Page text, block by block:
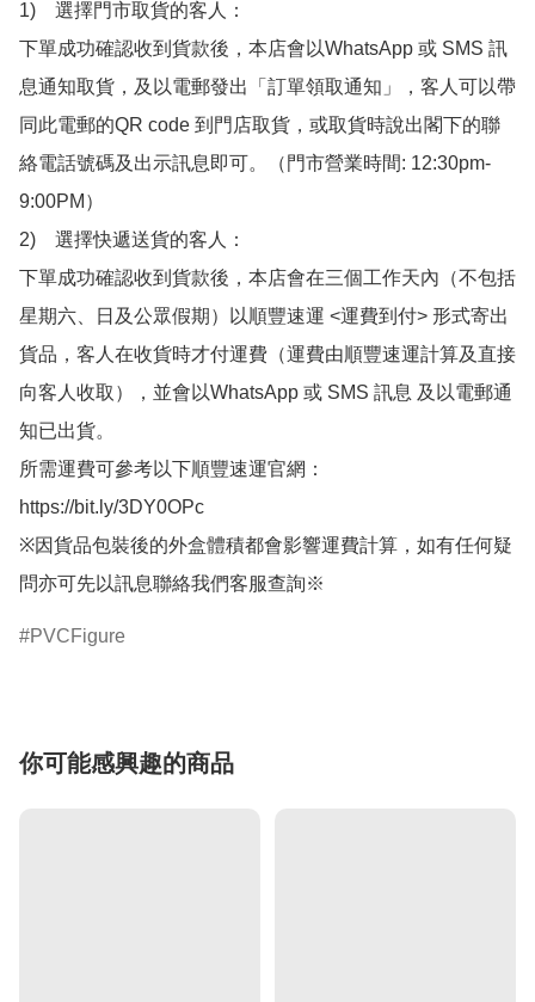
1)　選擇門市取貨的客人：
下單成功確認收到貨款後，本店會以WhatsApp 或 SMS 訊
息通知取貨，及以電郵發出「訂單領取通知」，客人可以帶
同此電郵的QR code 到門店取貨，或取貨時說出閣下的聯
絡電話號碼及出示訊息即可。（門市營業時間: 12:30pm-
9:00PM）
2)　選擇快遞送貨的客人：
下單成功確認收到貨款後，本店會在三個工作天內（不包括
星期六、日及公眾假期）以順豐速運 <運費到付> 形式寄出
貨品，客人在收貨時才付運費（運費由順豐速運計算及直接
向客人收取），並會以WhatsApp 或 SMS 訊息 及以電郵通
知已出貨。
所需運費可參考以下順豐速運官網：
https://bit.ly/3DY0OPc
※因貨品包裝後的外盒體積都會影響運費計算，如有任何疑
問亦可先以訊息聯絡我們客服查詢※
PVCFigure
你可能感興趣的商品